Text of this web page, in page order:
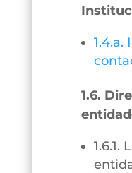
1.4.a.
1.6.
1.6.1.